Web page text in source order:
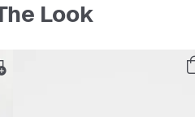
Look